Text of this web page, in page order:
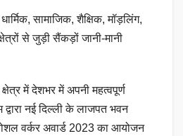
सामाजिक, शैक्षिक, मॉड़लिंग,
से जुड़ी सैंकड़ों जानी-मानी
में देशभर में अपनी महत्वपूर्ण
द्वारा नई दिल्ली के लाजपत भवन
वर्कर अवार्ड 2023 का आयोजन